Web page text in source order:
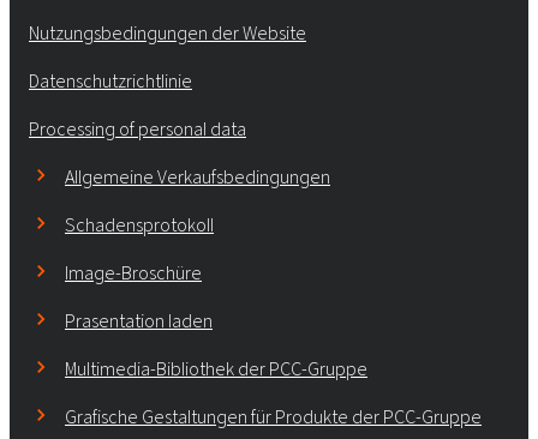
Nutzungsbedingungen der Website
Datenschutzrichtlinie
Processing of personal data
Allgemeine Verkaufsbedingungen
Schadensprotokoll
Image-Broschüre
Prasentation laden
Multimedia-Bibliothek der PCC-Gruppe
Grafische Gestaltungen für Produkte der PCC-Gruppe